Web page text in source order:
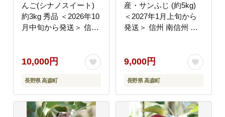
んご(シナノスイート)
約3kg 秀品 ＜2026年10
月中旬から発送＞ 信州
ご 山下屋荘介
10,000円
長野県 高森町
産・サンふじ (約5kg)
＜2027年1月上旬から
発送＞ 信州 南信州 高
庭用 山下屋荘介
9,000円
長野県 高森町